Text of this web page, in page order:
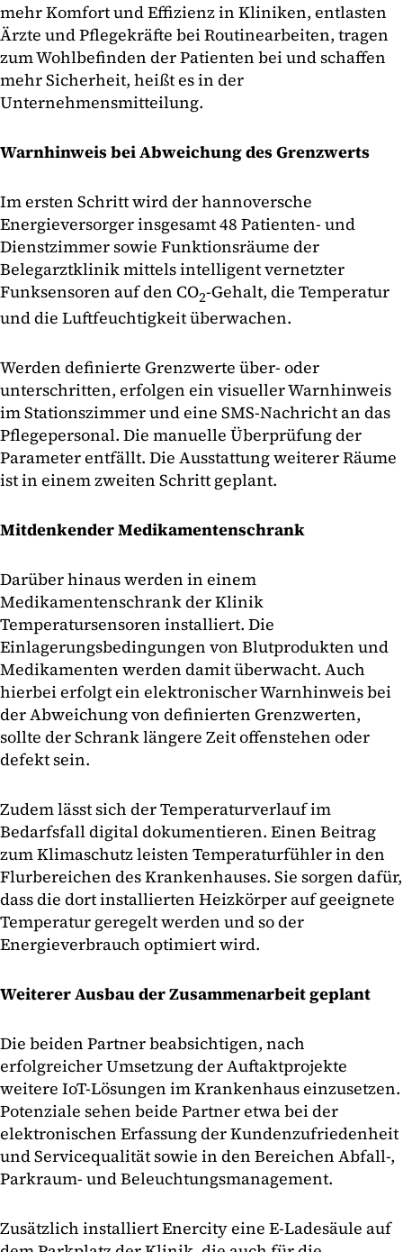
mehr Komfort und Effizienz in Kliniken, entlasten
Ärzte und Pflegekräfte bei Routinearbeiten, tragen
zum Wohlbefinden der Patienten bei und schaffen
mehr Sicherheit, heißt es in der
Unternehmensmitteilung.
Warnhinweis bei Abweichung des Grenzwerts
Im ersten Schritt wird der hannoversche
Energieversorger insgesamt 48 Patienten- und
Dienstzimmer sowie Funktionsräume der
Belegarztklinik mittels intelligent vernetzter
Funksensoren auf den CO2-Gehalt, die Temperatur
und die Luftfeuchtigkeit überwachen.
Werden definierte Grenzwerte über- oder
unterschritten, erfolgen ein visueller Warnhinweis
im Stationszimmer und eine SMS-Nachricht an das
Pflegepersonal. Die manuelle Überprüfung der
Parameter entfällt. Die Ausstattung weiterer Räume
ist in einem zweiten Schritt geplant.
Mitdenkender Medikamentenschrank
Darüber hinaus werden in einem
Medikamentenschrank der Klinik
Temperatursensoren installiert. Die
Einlagerungsbedingungen von Blutprodukten und
Medikamenten werden damit überwacht. Auch
hierbei erfolgt ein elektronischer Warnhinweis bei
der Abweichung von definierten Grenzwerten,
sollte der Schrank längere Zeit offenstehen oder
defekt sein.
Zudem lässt sich der Temperaturverlauf im
Bedarfsfall digital dokumentieren. Einen Beitrag
zum Klimaschutz leisten Temperaturfühler in den
Flurbereichen des Krankenhauses. Sie sorgen dafür,
dass die dort installierten Heizkörper auf geeignete
Temperatur geregelt werden und so der
Energieverbrauch optimiert wird.
Weiterer Ausbau der Zusammenarbeit geplant
Die beiden Partner beabsichtigen, nach
erfolgreicher Umsetzung der Auftaktprojekte
weitere IoT-Lösungen im Krankenhaus einzusetzen.
Potenziale sehen beide Partner etwa bei der
elektronischen Erfassung der Kundenzufriedenheit
und Servicequalität sowie in den Bereichen Abfall-,
Parkraum- und Beleuchtungsmanagement.
Zusätzlich installiert Enercity eine E-Ladesäule auf